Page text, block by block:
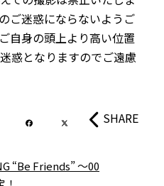
ご迷惑にならないようご
自身の頭上より高い位置
惑となりますのでご遠慮
SHARE
“Be Friends” 〜00